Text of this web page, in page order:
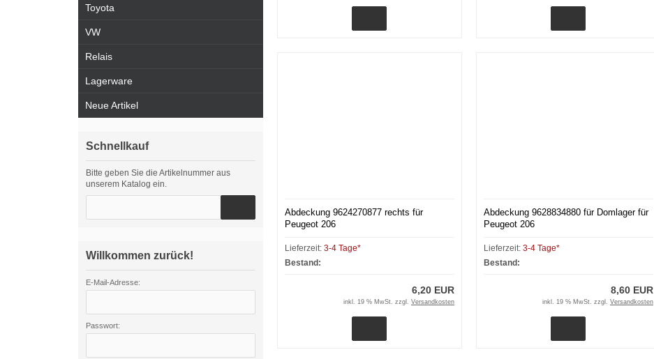
Abdeckung 9624270877 rechts für
Peugeot 206
Lieferzeit: 3-4 Tage*
Bestand:
6,20 EUR
inkl. 19 % MwSt. zzgl. Versandkosten
Abdeckung 9628834880 für Domlager für
Peugeot 206
Lieferzeit: 3-4 Tage*
Bestand:
8,60 EUR
inkl. 19 % MwSt. zzgl. Versandkosten
Toyota
VW
Relais
Lagerware
Neue Artikel
Schnellkauf
Bitte geben Sie die Artikelnummer aus
unserem Katalog ein.
Willkommen zurück!
E-Mail-Adresse:
Passwort: